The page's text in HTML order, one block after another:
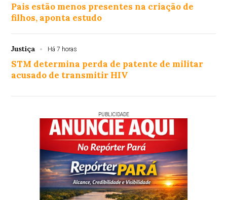
Pais estão menos presentes na criação de
filhos, aponta estudo
Justiça Há 7 horas
STM determina perda de patente de militar
acusado de transmitir HIV
PUBLICIDADE